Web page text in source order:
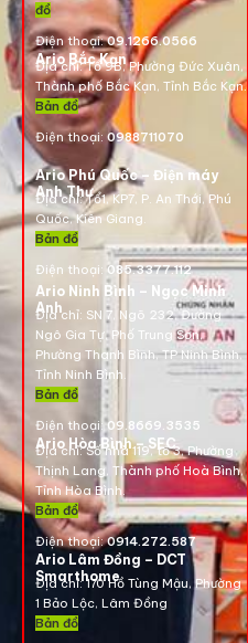
đồ
Điện thoại:09.1266.0566
Ario Bắc Kạn
Địa chỉ:Tổ 9B, Phường Đức Xuân,
Thành phố Bắc Kạn, Tỉnh Bắc Kạn.
Bản đồ
Điện thoại: 0988711070
Ario Phú Quốc – Điện máy
Anh Thư
Địa chỉ:Tổ1, KP7, P. An Thới, Phú
Quốc, Kiên Giang.
Bản đồ
Điện thoại: 085.3377.112
Ario Ninh Bình – Ngọc Minh
Anh
Địa chỉ: SN 7, Ngõ 232, Đường
Ngô Gia Tự, Phố Trung Sơn,
Phường Thanh Bình, TP Ninh Bình,
Tỉnh Ninh Bình.
Bản đồ
Điện thoại:09.8669.3535
Ario Hòa Bình – SEC
Địa chỉ:Số nhà 119, tổ 3, Phường
Thịnh Lang, Thành phố Hoà Bình,
Tỉnh Hòa Bình.
Bản đồ
Điện thoại:0914.272.587
Ario Lâm Đồng – DCT
Smarthome
Địa chỉ: 170 Hồ Tùng Mậu, Phường
1 Bảo Lộc, Lâm Đồng
Bản đồ